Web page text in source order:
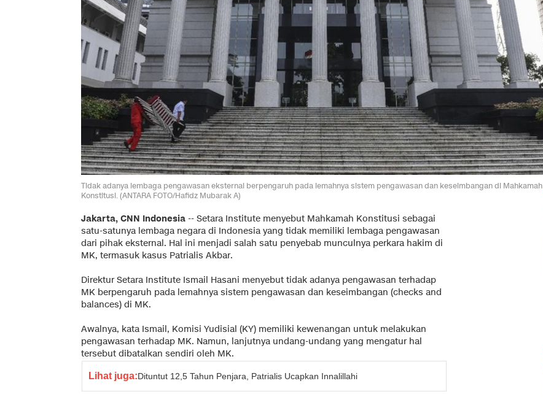
Tidak adanya lembaga pengawasan eksternal berpengaruh pada lemahnya sistem pengawasan dan keseimbangan di Mahkamah
Konstitusi. (ANTARA FOTO/Hafidz Mubarak A)
Jakarta, CNN Indonesia -- Setara Institute menyebut Mahkamah Konstitusi sebagai
satu-satunya lembaga negara di Indonesia yang tidak memiliki lembaga pengawasan
dari pihak eksternal. Hal ini menjadi salah satu penyebab munculnya perkara hakim di
MK, termasuk kasus Patrialis Akbar.
Direktur Setara Institute Ismail Hasani menyebut tidak adanya pengawasan terhadap
MK berpengaruh pada lemahnya sistem pengawasan dan keseimbangan (checks and
balances) di MK.
Awalnya, kata Ismail, Komisi Yudisial (KY) memiliki kewenangan untuk melakukan
pengawasan terhadap MK. Namun, lanjutnya undang-undang yang mengatur hal
tersebut dibatalkan sendiri oleh MK.
Lihat juga:Dituntut 12,5 Tahun Penjara, Patrialis Ucapkan Innalillahi